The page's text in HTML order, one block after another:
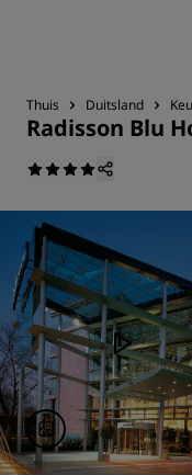
Thuis Duitsland
Radisson Blu